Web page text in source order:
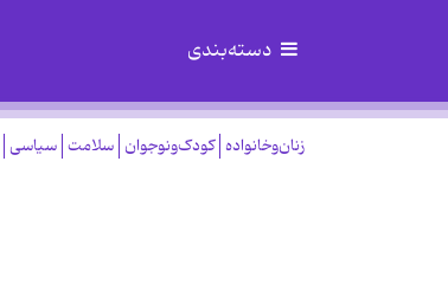
دسته‌بندی
زنان‌وخانواده کودک‌ونوجوان سلامت سیاسی